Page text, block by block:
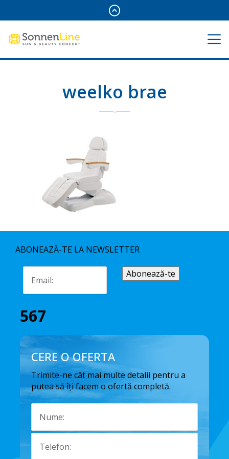
weelko brae
ABONEAZĂ-TE LA NEWSLETTER
567
CERE O OFERTA
Trimite-ne cât mai multe detalii pentru a
putea să îți facem o ofertă completă.